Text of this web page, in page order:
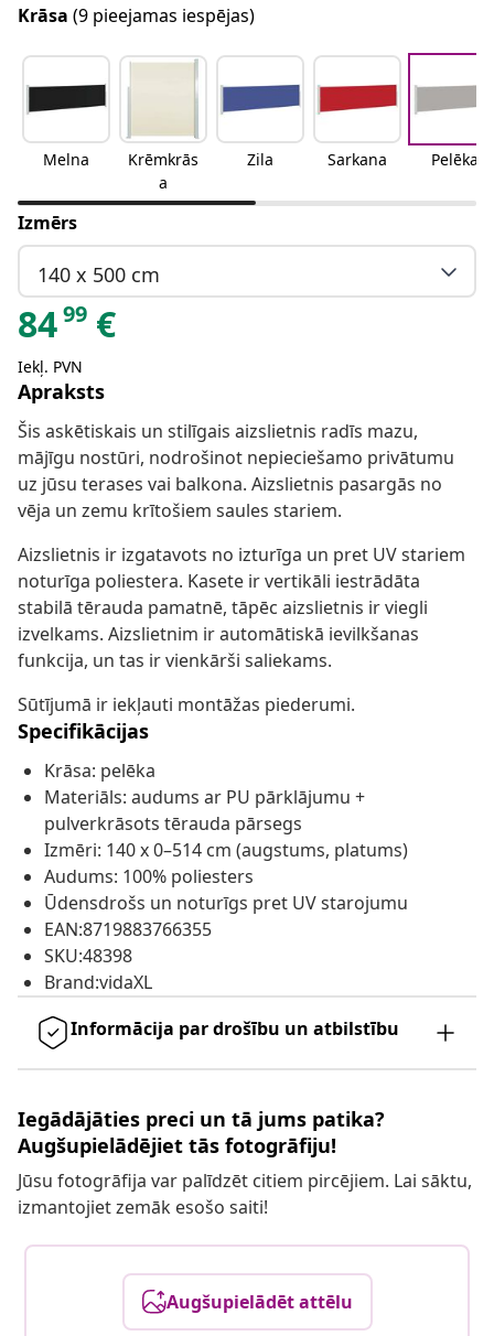
Krāsa (9 pieejamas iespējas)
Melna
Krēmkrās
a
Zila Sarkana Pelēka
Izmērs
140 x 500 cm
8499 €
Iekļ. PVN
Apraksts
Šis askētiskais un stilīgais aizslietnis radīs mazu,
mājīgu nostūri, nodrošinot nepieciešamo privātumu
uz jūsu terases vai balkona. Aizslietnis pasargās no
vēja un zemu krītošiem saules stariem.
Aizslietnis ir izgatavots no izturīga un pret UV stariem
noturīga poliestera. Kasete ir vertikāli iestrādāta
stabilā tērauda pamatnē, tāpēc aizslietnis ir viegli
izvelkams. Aizslietnim ir automātiskā ievilkšanas
funkcija, un tas ir vienkārši saliekams.
Sūtījumā ir iekļauti montāžas piederumi.
Specifikācijas
Krāsa: pelēka
Materiāls: audums ar PU pārklājumu +
pulverkrāsots tērauda pārsegs
Izmēri: 140 x 0–514 cm (augstums, platums)
Audums: 100% poliesters
Ūdensdrošs un noturīgs pret UV starojumu
EAN:8719883766355
SKU:48398
Brand:vidaXL
Informācija par drošību un atbilstību
Iegādājāties preci un tā jums patika?
Augšupielādējiet tās fotogrāfiju!
Jūsu fotogrāfija var palīdzēt citiem pircējiem. Lai sāktu,
izmantojiet zemāk esošo saiti!
Augšupielādēt attēlu